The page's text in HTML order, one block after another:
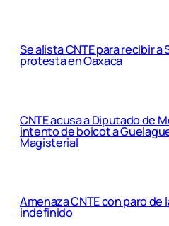
Se alista CNTE para recibir a
protesta en Oaxaca
CNTE acusa a Diputado de
intento de boicot a
Magisterial
Amenaza CNTE con paro de
indefinido